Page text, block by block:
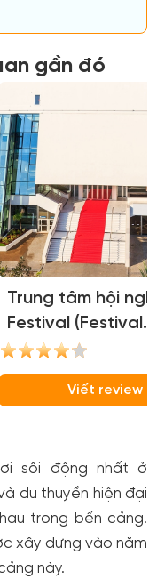
gần đó
Trung tâm hội nghị
Festival (Festival
Palace)
Viết review
sôi động nhất ở
du thuyền hiện đại
trong bến cảng.
xây dựng vào năm
này.